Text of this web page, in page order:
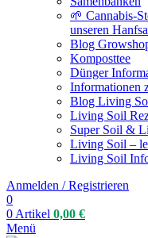
🌱 Cannabis-
unseren
Blog
Komposttee
Dünger
Informationen
Blog Living
Living Soil
Super Soil &
Living Soil –
Living Soil
Anmelden / Registrieren
0
0 Artikel 0,00 €
Menü